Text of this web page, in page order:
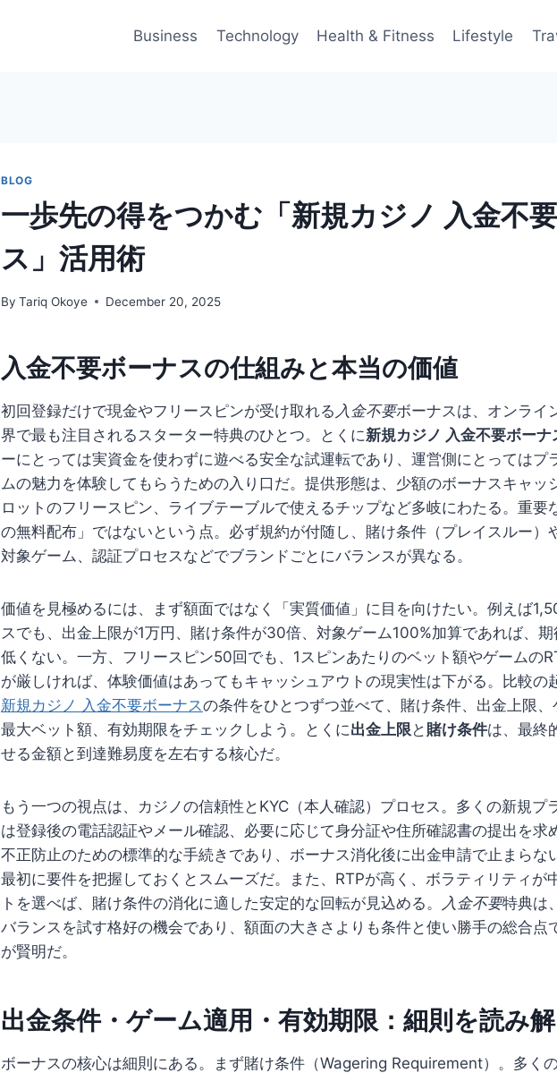
Business Technology Health & Fitness Lifestyle
BLOG
一歩先の得をつかむ「新規カジノ 入金不
ス」活用術
By Tariq Okoye December 20, 2025
入金不要ボーナスの仕組みと本当の価値
初回登録だけで現金やフリースピンが受け取れる 入金不要ボーナスは、オンライ
界で最も注目されるスターター特典のひとつ。とくに新規カジノ 入金不要ボーナ
ーにとっては実資金を使わずに遊べる安全な試運転であり、運営側にとってはプ
ムの魅力を体験してもらうための入り口だ。提供形態は、少額のボーナスキャッ
ロットのフリースピン、ライブテーブルで使えるチップなど多岐にわたる。重要
の無料配布」ではないという点。必ず規約が付随し、賭け条件（プレイスルー）
対象ゲーム、認証プロセスなどでブランドごとにバランスが異なる。
価値を見極めるには、まず額面ではなく「実質価値」に目を向けたい。例えば
スでも、出金上限が1万円、賭け条件が30倍、対象ゲーム100%加算であれば、期
低くない。一方、フリースピン50回でも、1スピンあたりのベット額やゲームの
が厳しければ、体験価値はあってもキャッシュアウトの現実性は下がる。比較の
新規カジノ 入金不要ボーナスの条件をひとつずつ並べて、賭け条件、出金上限、
最大ベット額、有効期限をチェックしよう。とくに出金上限 と 賭け条件は、最終
せる金額と到達難易度を左右する核心だ。
もう一つの視点は、カジノの信頼性とKYC（本人確認）プロセス。多くの新規プ
は登録後の電話認証やメール確認、必要に応じて身分証や住所確認書の提出を求
不正防止のための標準的な手続きであり、ボーナス消化後に出金申請で止まらな
最初に要件を把握しておくとスムーズだ。また、RTPが高く、ボラティリティが
トを選べば、賭け条件の消化に適した安定的な回転が見込める。
入金不要特典は
バランスを試す格好の機会であり、額面の大きさよりも条件と使い勝手の総合点
が賢明だ。
出金条件・ゲーム適用・有効期限：細則を読み解
ボーナスの核心は細則にある。まず賭け条件（Wagering Requirement）。多く